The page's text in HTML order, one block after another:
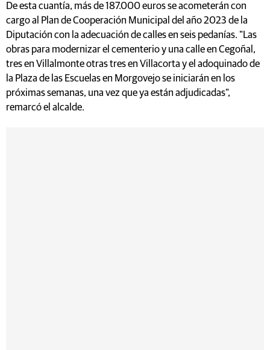
De esta cuantía, más de 187.000 euros se acometerán con
cargo al Plan de Cooperación Municipal del año 2023 de la
Diputación con la adecuación de calles en seis pedanías. "Las
obras para modernizar el cementerio y una calle en Cegoñal,
tres en Villalmonte otras tres en Villacorta y el adoquinado de
la Plaza de las Escuelas en Morgovejo se iniciarán en los
próximas semanas, una vez que ya están adjudicadas",
remarcó el alcalde.